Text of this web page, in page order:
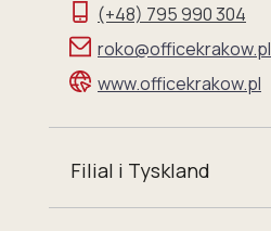
(+48) 795 990 304
roko@officekrakow.pl
www.officekrakow.pl
Filial i Tyskland